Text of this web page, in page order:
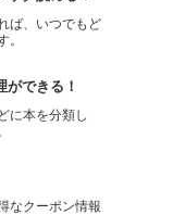
ば、いつでもど
できる！
に本を分類し
なクーポン情報